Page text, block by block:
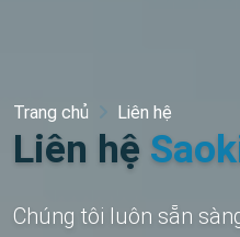
Trang chủ Liên hệ
Liên hệ
Chúng tôi luôn sẵn